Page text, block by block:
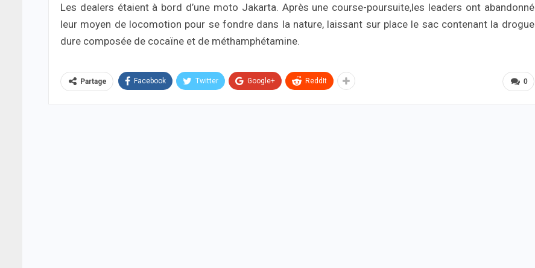
Les dealers étaient à bord d’une moto Jakarta. Après une course-poursuite,les leaders ont abandonné
leur moyen de locomotion pour se fondre dans la nature, laissant sur place le sac contenant la drogue
dure composée de cocaïne et de méthamphétamine.
0
Partage Facebook Twitter Google+ ReddIt